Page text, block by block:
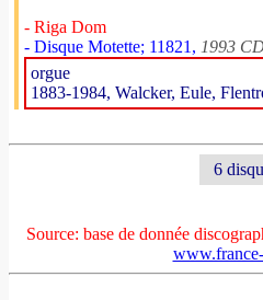
- Riga Dom
- Disque Motette; 11821, 1993
orgue
1883-1984, Walcker, Eule,
6
Source: base de donnée